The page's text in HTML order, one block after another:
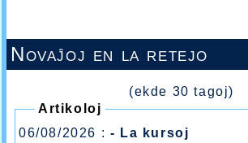
Novaĵoj en la retejo
(ekde 30 tagoj)
Artikoloj
06/08/2026 : - La kursoj